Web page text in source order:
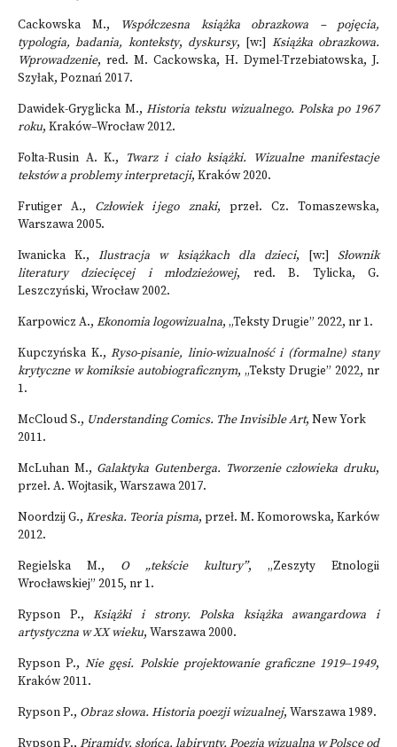
Cackowska M.,
Współczesna książka obrazkowa – pojęcia,
typologia, badania, konteksty, dyskursy, [w:] Książka obrazkowa.
Wprowadzenie, red. M. Cackowska, H. Dymel-Trzebiatowska, J.
Szyłak, Poznań 2017.
Dawidek-Gryglicka M.,Historia tekstu wizualnego. Polska po 1967
roku, Kraków–Wrocław 2012.
Folta-Rusin A. K.,
Twarz i ciało książki. Wizualne manifestacje
tekstów a problemy interpretacji, Kraków 2020.
Frutiger A., Człowiek i jego znaki, przeł. Cz. Tomaszewska,
Warszawa 2005.
Iwanicka K.,Ilustracja w książkach dla dzieci, [w:] Słownik
literatury dziecięcej i młodzieżowej, red. B. Tylicka, G.
Leszczyński, Wrocław 2002.
Karpowicz A., Ekonomia logowizualna, „Teksty Drugie” 2022, nr 1.
Kupczyńska K., Ryso-pisanie, linio-wizualność i (formalne) stany
krytyczne w komiksie autobiograficznym, „Teksty Drugie” 2022, nr
1.
McCloud S., Understanding Comics. The Invisible Art, New York
2011.
McLuhan M., Galaktyka Gutenberga. Tworzenie człowieka druku,
przeł. A. Wojtasik, Warszawa 2017.
Noordzij G., Kreska. Teoria pisma, przeł. M. Komorowska, Karków
2012.
Regielska M., O „tekście kultury”, „Zeszyty Etnologii
Wrocławskiej” 2015, nr 1.
Rypson P.,Książki i strony. Polska książka awangardowa i
artystyczna w XX wieku, Warszawa 2000.
Rypson P.,Nie gęsi. Polskie projektowanie graficzne 1919‒1949,
Kraków 2011.
Rypson P., Obraz słowa. Historia poezji wizualnej, Warszawa 1989.
Rypson P., Piramidy, słońca, labirynty. Poezja wizualna w Polsce od